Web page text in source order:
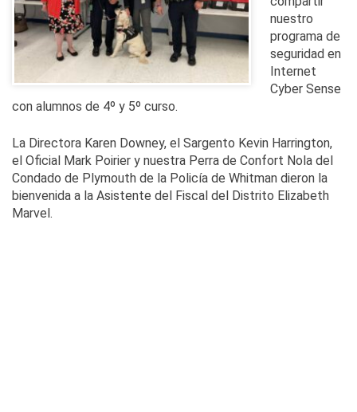
nuestro
programa de
seguridad en
Internet
Cyber Sense
con alumnos de 4º y 5º curso.
La Directora Karen Downey, el Sargento Kevin Harrington,
el Oficial Mark Poirier y nuestra Perra de Confort Nola del
Condado de Plymouth de la Policía de Whitman dieron la
bienvenida a la Asistente del Fiscal del Distrito Elizabeth
Marvel.